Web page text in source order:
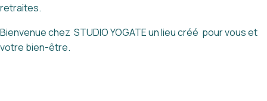
retraites.
Bienvenue chez STUDIO YOGATE un lieu créé pour vous et
votre bien-être.